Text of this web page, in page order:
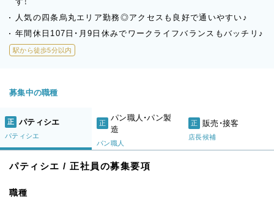
人気の四条烏丸エリア勤務◎アクセスも良好で通いやすい♪
年間休日107日・月9日休みでワークライフバランスもバッチリ♪
駅から徒歩5分以内
募集中の職種
正 パティシエ
パティシエ
正
パン職人・パン製
造
パン職人
正 販売・接客
店長候補
パティシエ / 正社員の募集要項
職種